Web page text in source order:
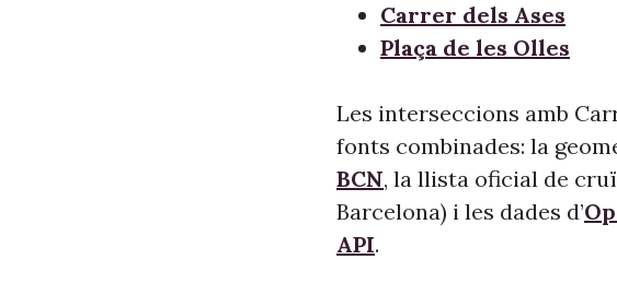
Carrer dels Ases
Plaça de les Olles
Les interseccions amb
fonts combinades: la
BCN, la llista oficial de
Barcelona) i les dades d’
API.